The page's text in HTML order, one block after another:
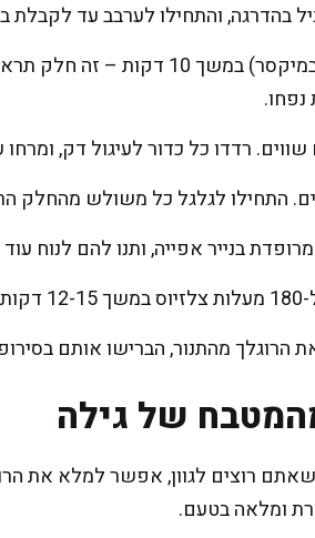
בהדרגה, והתחילו לערבב עד
לושו את הבצק בידיים (או
בנייר אפייה, ותנו להם לנוח עוד 15 דקות.
הרוגלך מהתנור, הברישו אותם
של גילה
רוצים לגוון, אפשר למלא את
ומלאה בטעם.